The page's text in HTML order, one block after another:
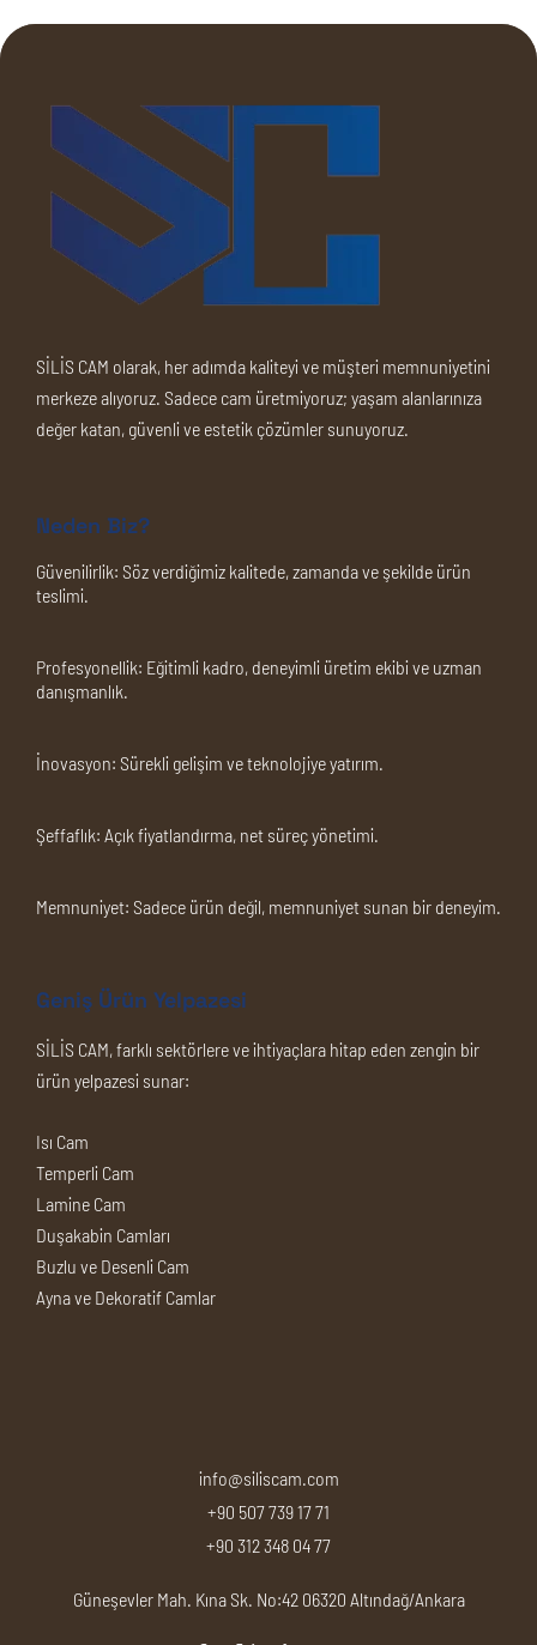
SİLİS CAM olarak, her adımda kaliteyi ve müşteri memnuniyetini
merkeze alıyoruz. Sadece cam üretmiyoruz; yaşam alanlarınıza
değer katan, güvenli ve estetik çözümler sunuyoruz.
Neden Biz?
Güvenilirlik: Söz verdiğimiz kalitede, zamanda ve şekilde ürün
teslimi.
Profesyonellik: Eğitimli kadro, deneyimli üretim ekibi ve uzman
danışmanlık.
İnovasyon: Sürekli gelişim ve teknolojiye yatırım.
Şeffaflık: Açık fiyatlandırma, net süreç yönetimi.
Memnuniyet: Sadece ürün değil, memnuniyet sunan bir deneyim.
Geniş Ürün Yelpazesi
SİLİS CAM, farklı sektörlere ve ihtiyaçlara hitap eden zengin bir
ürün yelpazesi sunar:
Isı Cam
Temperli Cam
Lamine Cam
Duşakabin Camları
Buzlu ve Desenli Cam
Ayna ve Dekoratif Camlar
info@siliscam.com
+90 507 739 17 71
+90 312 348 04 77
Güneşevler Mah. Kına Sk. No:42 06320 Altındağ/Ankara